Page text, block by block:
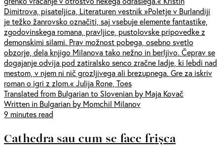
Dimitrova, pisateljica, Literaturen vestnik »Poletje v Burlandiji
je težko žanrovsko označiti, saj vsebuje elemente fantastike,
zgodovinskega romana, pravljice, pustolovske pripovedke z
demonskimi silami. Prav možnost pobega, osebno svetlo
obzorje, dela knjigo Milanova tako nežno in berljivo. Čeprav se
dogajanje odvija pod zatiralsko senco zračne ladje, ki lebdi nad
mestom, v njem ni nič grozljivega ali brezupnega. Gre za iskriv
roman o igri z zlom.« Julija Rone, Toes
Translated from Bulgarian to Slovenian by Maja Kovač
Written in Bulgarian by Momchil Milanov
9 minutes read
Cathedra sau cum se face frișca